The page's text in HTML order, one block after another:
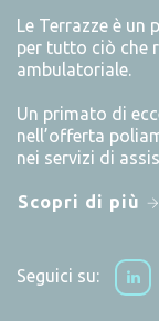
Le Terrazze è
per tutto ciò che
ambulatoriale.
Un primato di
nell’offerta
nei servizi di
Scopri di più
Seguici su: